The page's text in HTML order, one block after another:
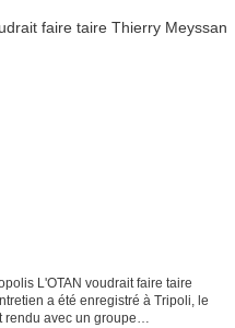
L'OTAN voudrait faire taire
a été enregistré à Tripoli, le
rendu avec un groupe